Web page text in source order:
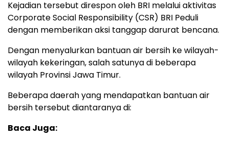
Kejadian tersebut direspon oleh BRI melalui aktivitas
Corporate Social Responsibility (CSR) BRI Peduli
dengan memberikan aksi tanggap darurat bencana.
Dengan menyalurkan bantuan air bersih ke wilayah-
wilayah kekeringan, salah satunya di beberapa
wilayah Provinsi Jawa Timur.
Beberapa daerah yang mendapatkan bantuan air
bersih tersebut diantaranya di:
Baca Juga: